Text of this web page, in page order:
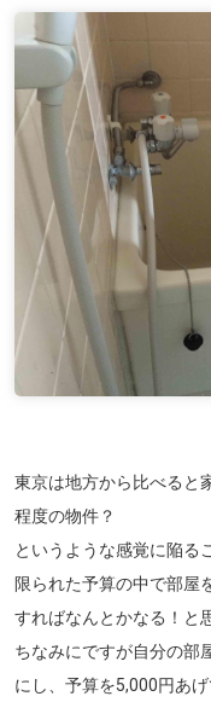
東京は地方から比べると
程度の物件？
というような感覚に陥る
限られた予算の中で部屋
すればなんとかなる！と
ちなみにですが自分の部
にし、予算を5,000円あ